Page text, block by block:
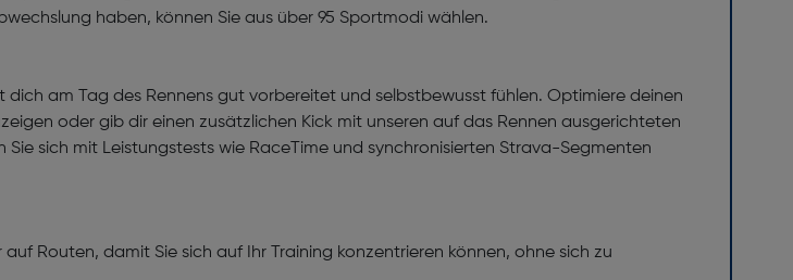
haben, können Sie aus über 95 Sportmodi wählen.
am Tag des Rennens gut vorbereitet und selbstbewusst fühlen. Optimiere deinen
oder gib dir einen zusätzlichen Kick mit unseren auf das Rennen ausgerichteten
sich mit Leistungstests wie RaceTime und synchronisierten Strava-Segmenten
Routen, damit Sie sich auf Ihr Training konzentrieren können, ohne sich zu